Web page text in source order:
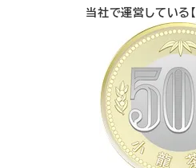
当社で運営している【